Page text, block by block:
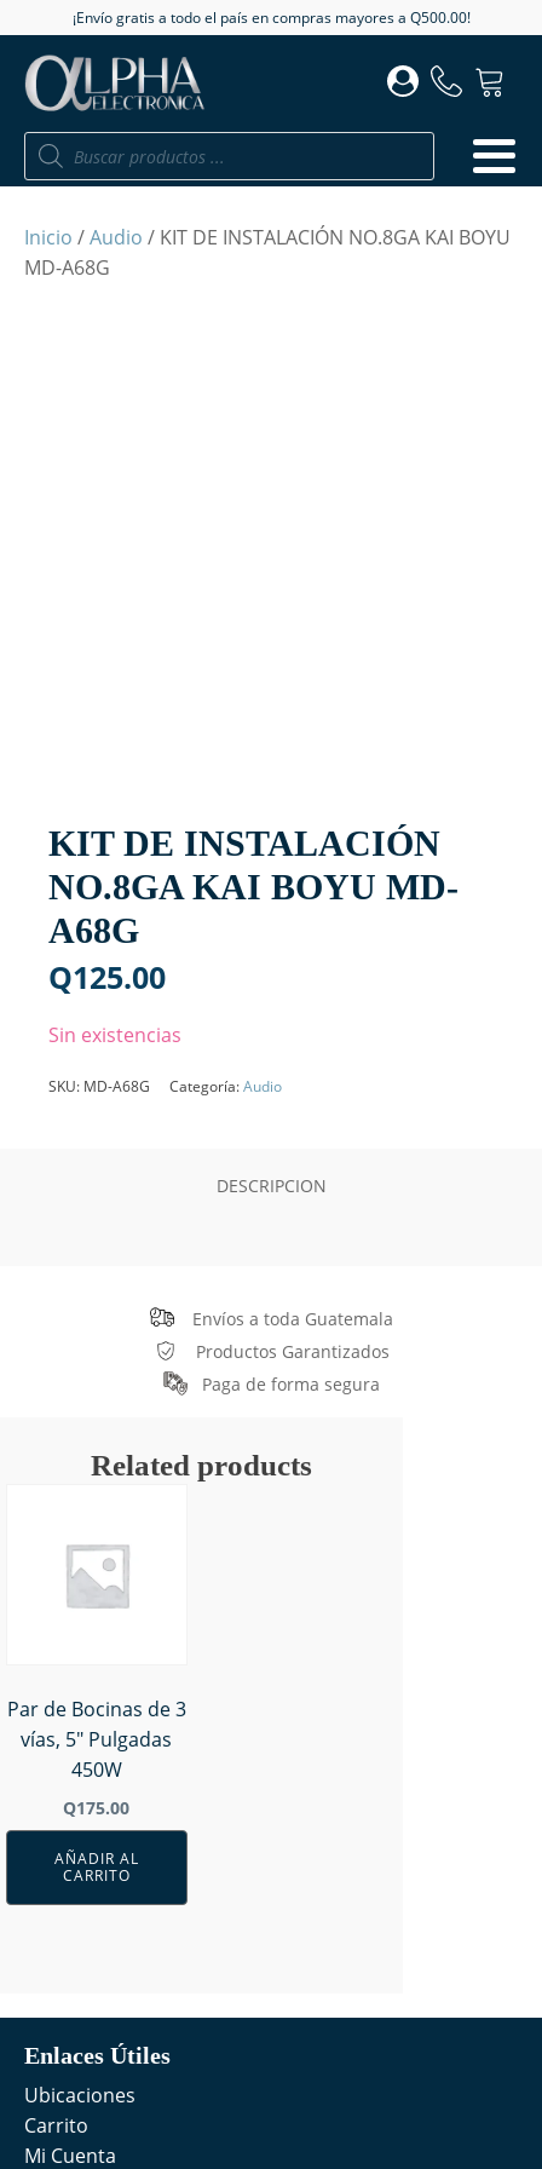
¡Envío gratis a todo el país en compras mayores a Q500.00!
Búsqueda
productos
Inicio /Audio / KIT DE INSTALACIÓN NO.8GA KAI BOYU
MD-A68G
KIT DE INSTALACIÓN
NO.8GA KAI BOYU MD-
A68G
Q125.00
Sin existencias
SKU: MD-A68G Categoría:Audio
DESCRIPCION
Envíos a toda Guatemala
Productos Garantizados
Paga de forma segura
Related products
Par de Bocinas de 3
vías, 5" Pulgadas
450W
Q175.00
AÑADIR AL
CARRITO
Enlaces Útiles
Ubicaciones
Carrito
Mi Cuenta